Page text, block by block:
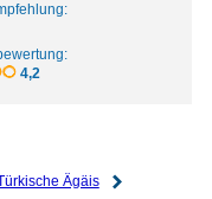
4,2
Ägäis